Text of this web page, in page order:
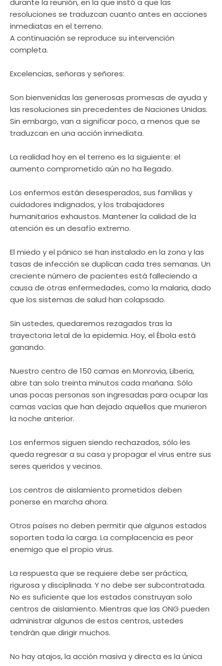
durante la reunión, en la que instó a que las
resoluciones se traduzcan cuanto antes en acciones
inmediatas en el terreno.
A continuación se reproduce su intervención
completa.
Excelencias, señoras y señores:
Son bienvenidas las generosas promesas de ayuda y
las resoluciones sin precedentes de Naciones Unidas.
Sin embargo, van a significar poco, a menos que se
traduzcan en una acción inmediata.
La realidad hoy en el terreno es la siguiente: el
aumento comprometido aún no ha llegado.
Los enfermos están desesperados, sus familias y
cuidadores indignados, y los trabajadores
humanitarios exhaustos. Mantener la calidad de la
atención es un desafío extremo.
El miedo y el pánico se han instalado en la zona y las
tasas de infección se duplican cada tres semanas. Un
creciente número de pacientes está falleciendo a
causa de otras enfermedades, como la malaria, dado
que los sistemas de salud han colapsado.
Sin ustedes, quedaremos rezagados tras la
trayectoria letal de la epidemia. Hoy, el Ébola está
ganando.
Nuestro centro de 150 camas en Monrovia, Liberia,
abre tan solo treinta minutos cada mañana. Sólo
unas pocas personas son ingresadas para ocupar las
camas vacías que han dejado aquellos que murieron
la noche anterior.
Los enfermos siguen siendo rechazados, sólo les
queda regresar a su casa y propagar el virus entre sus
seres queridos y vecinos.
Los centros de aislamiento prometidos deben
ponerse en marcha ahora.
Otros países no deben permitir que algunos estados
soporten toda la carga. La complacencia es peor
enemigo que el propio virus.
La respuesta que se requiere debe ser práctica,
rigurosa y disciplinada. Y no debe ser subcontratada.
No es suficiente que los estados construyan solo
centros de aislamiento. Mientras que las ONG pueden
administrar algunos de estos centros, ustedes
tendrán que dirigir muchos.
No hay atajos, la acción masiva y directa es la única